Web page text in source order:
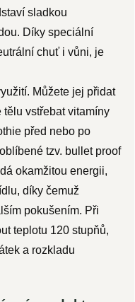
sladkou
Díky speciální
chuť i vůni, je
Můžete jej přidat
vstřebat vitamíny
před nebo po
tzv. bullet proof
okamžitou energii,
díky čemuž
pokušením. Při
teplotu 120 stupňů,
a rozkladu